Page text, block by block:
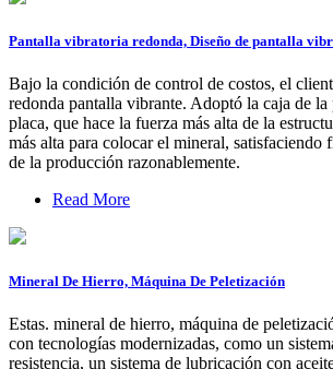
Pantalla vibratoria redonda, Diseño de pantalla
Bajo la condición de control de costos, el
redonda pantalla vibrante. Adoptó la caja de
placa, que hace la fuerza más alta de la
más alta para colocar el mineral, satisfaciendo
de la producción razonablemente.
Read More
Mineral De Hierro, Máquina De Peletización
Estas. mineral de hierro, máquina de
con tecnologías modernizadas, como un
resistencia, un sistema de lubricación con